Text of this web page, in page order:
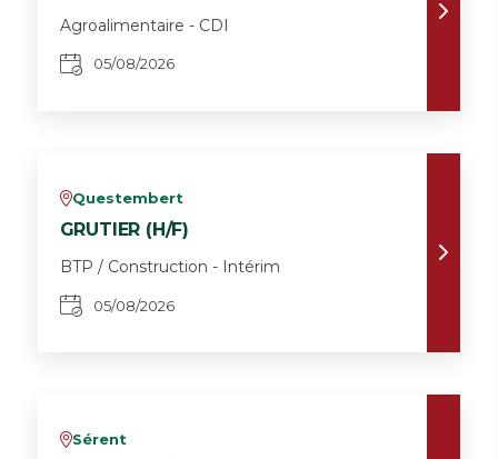
Agroalimentaire - CDI
05/08/2026
vQuestembert
GRUTIER (H/F)
BTP / Construction - Intérim
05/08/2026
vSérent